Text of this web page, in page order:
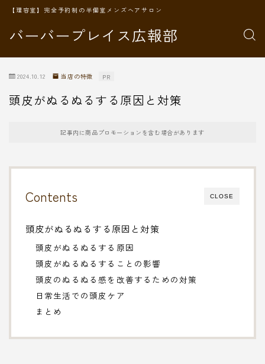
バーバープレイス広報部
【理容室】完全予約制の半個室メンズヘアサロン
2024.10.12 当店の特徴 PR
頭皮がぬるぬるする原因と対策
記事内に商品プロモーションを含む場合があります
CLOSE
Contents
頭皮がぬるぬるする原因と対策
頭皮がぬるぬるする原因
頭皮がぬるぬるすることの影響
頭皮のぬるぬる感を改善するための対策
日常生活での頭皮ケア
まとめ